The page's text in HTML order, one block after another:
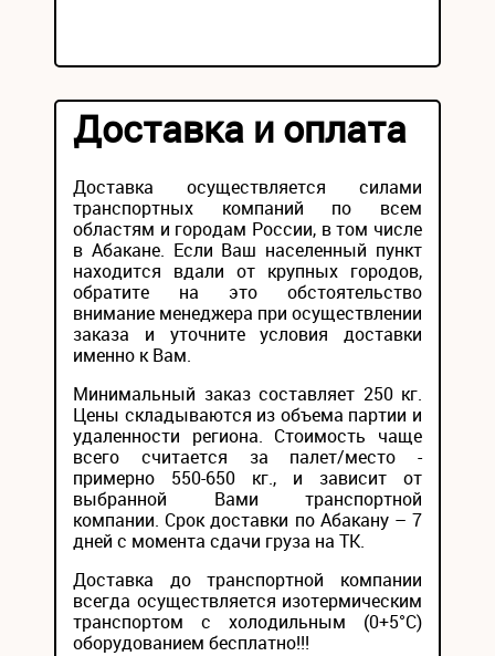
Доставка и оплата
Доставка осуществляется силами
транспортных компаний по всем
областям и городам России, в том числе
в Абакане. Если Ваш населенный пункт
находится вдали от крупных городов,
обратите на это обстоятельство
внимание менеджера при осуществлении
заказа и уточните условия доставки
именно к Вам.
Минимальный заказ составляет 250 кг.
Цены складываются из объема партии и
удаленности региона. Стоимость чаще
всего считается за палет/место -
примерно 550-650 кг., и зависит от
выбранной Вами транспортной
компании. Срок доставки по Абакану – 7
дней с момента сдачи груза на ТК.
Доставка до транспортной компании
всегда осуществляется изотермическим
транспортом с холодильным (0+5°С)
оборудованием бесплатно!!!